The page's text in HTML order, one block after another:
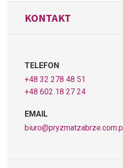
KONTAKT
TELEFON
+48 32 278 48 51
+48 602 18 27 24
EMAIL
biuro@pryzmatzabrze.com.pl